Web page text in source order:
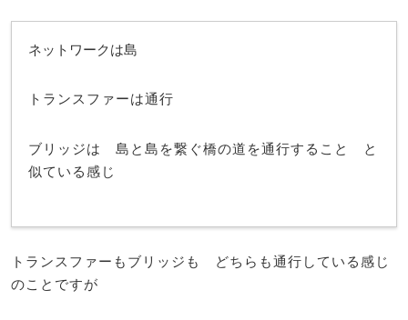
ネットワークは島
トランスファーは通行
ブリッジは 島と島を繋ぐ橋の道を通行すること と
似ている感じ
トランスファーもブリッジも どちらも通行している感じ
のことですが